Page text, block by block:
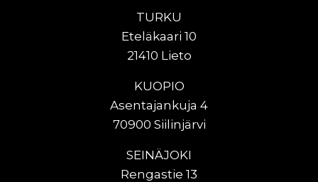
TURKU
Eteläkaari 10
21410 Lieto
KUOPIO
Asentajankuja 4
70900 Siilinjärvi
SEINÄJOKI
Rengastie 13